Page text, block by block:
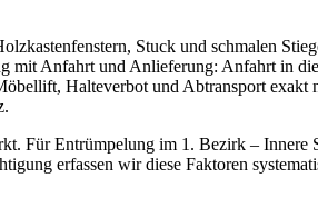
Stuck und schmalen
mit Anfahrt und Anlieferung: Anfahrt in
Halteverbot und Abtransport exakt
Für Entrümpelung im 1. Bezirk – Innere
erfassen wir diese Faktoren